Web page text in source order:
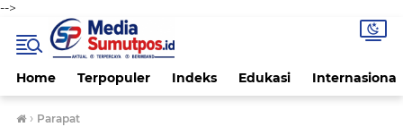
-->
Home Terpopuler Indeks Edukasi Internasional
› Parapat